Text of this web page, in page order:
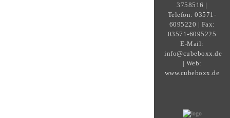
3758516 |
Telefon: 03571-
6095220 | Fax:
03571-6095225
E-Mail:
info@cubeboxx.de
| Web:
www.cubeboxx.de